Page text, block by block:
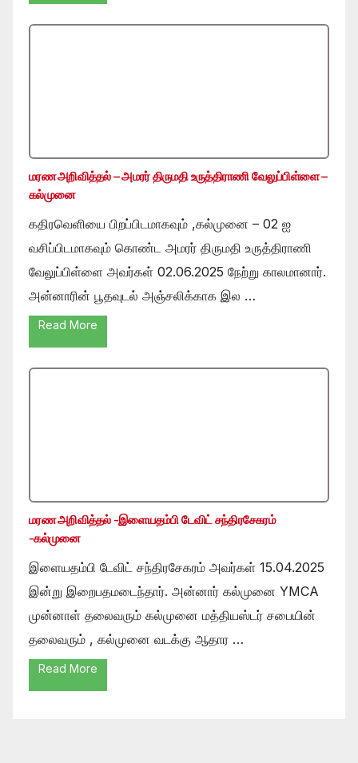
மரண அறிவித்தல் – அமரர் திருமதி உருத்திராணி வேலுப்பிள்ளை –
கல்முனை
கதிரவெளியை பிறப்பிடமாகவும் ,கல்முனை – 02 ஐ
வசிப்பிடமாகவும் கொண்ட அமரர் திருமதி உருத்திராணி
வேலுப்பிள்ளை அவர்கள் 02.06.2025 நேற்று காலமானார்.
அன்னாரின் பூதவுடல் அஞ்சலிக்காக இல …
Read More
மரண அறிவித்தல் -இளையதம்பி டேவிட் சந்திரசேகரம்
-கல்முனை
இளையதம்பி டேவிட் சந்திரசேகரம் அவர்கள் 15.04.2025
இன்று இறைபதமடைந்தார். அன்னார் கல்முனை YMCA
முன்னாள் தலைவரும் கல்முனை மத்தியஸ்டர் சபையின்
தலைவரும் , கல்முனை வடக்கு ஆதார …
Read More